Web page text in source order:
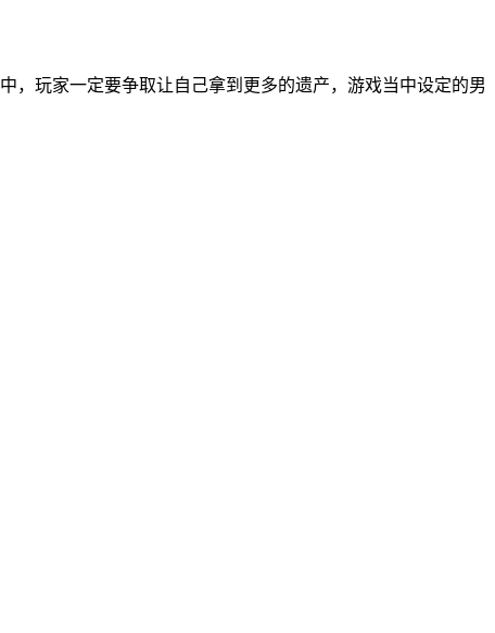
，玩家一定要争取让自己拿到更多的遗产，游戏当中设定的男